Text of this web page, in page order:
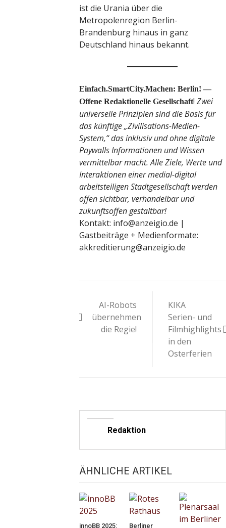
ist die Urania über die
Metropolenregion Berlin-
Brandenburg hinaus in ganz
Deutschland hinaus bekannt.
Einfach.SmartCity.Machen: Berlin! —
Offene Redaktionelle Gesellschaft! Zwei
universelle Prinzipien sind die Basis für
das künftige „Zivilisations-Medien-
System,“ das inklusiv und ohne digitale
Paywalls Informationen und Wissen
vermittelbar macht. Alle Ziele, Werte und
Interaktionen einer medial-digital
arbeitsteiligen Stadtgesellschaft werden
offen sichtbar, verhandelbar und
zukunftsoffen gestaltbar!
Kontakt: info@anzeigio.de |
Gastbeiträge + Medienformate:
akkreditierung@anzeigio.de
AI-Robots
übernehmen
die Regie!
KIKA
Serien- und
Filmhighlights
in den
Osterferien
Redaktion
ÄHNLICHE ARTIKEL
innoBB 2025:
Berliner